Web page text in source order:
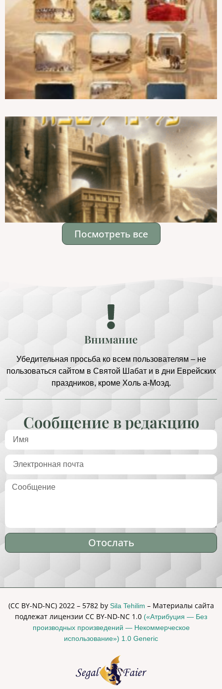
Посмотреть все
Внимание
Убедительная просьба ко всем пользователям – не
пользоваться сайтом в Святой Шабат и в дни Еврейских
праздников, кроме Холь а-Моэд.
Сообщение в редакцию
Отослать
(CC BY-ND-NC) 2022 – 5782 by Sila Tehilim – Материалы сайта
подлежат лицензии CC BY-ND-NC 1.0 («Атрибуция — Без
производных произведений — Некоммерческое
использование») 1.0 Generic